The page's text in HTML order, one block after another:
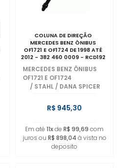
COLUNA DE DIREÇÃO
MERCEDES BENZ ÔNIBUS
OF1721 E OF1724 DE 1998 ATÉ
2012 - 382 460 0009 - RCD192
MERCEDES BENZ ÔNIBUS
OF1721 E OF1724
/ STAHL / DANA SPICER
R$ 945,30
Em até 11xde R$ 99,69 com
juros ou R$ 898,04 à vista no
deposito